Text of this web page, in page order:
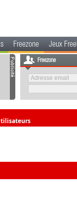
Freezone Jeux
Freezone